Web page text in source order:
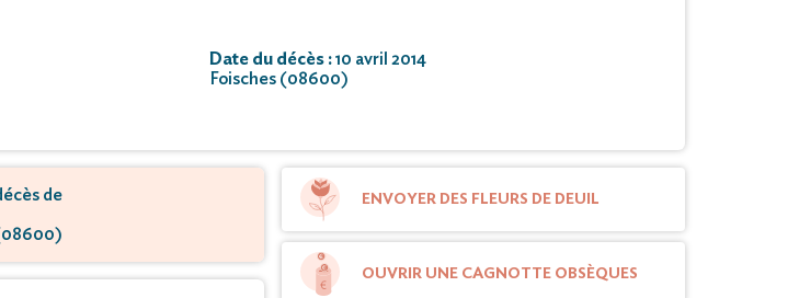
Date du décès :10 avril 2014
Foisches (08600)
de
ENVOYER DES FLEURS DE DEUIL
OUVRIR UNE CAGNOTTE OBSÈQUES